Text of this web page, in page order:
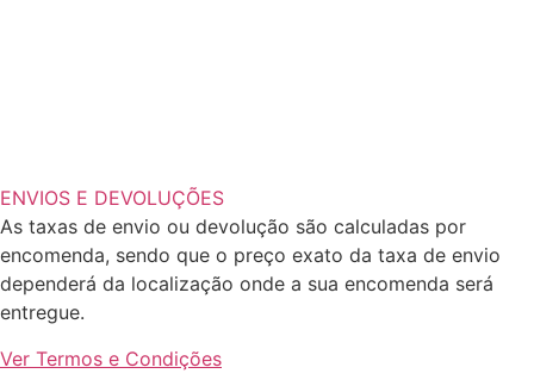
ENVIOS E DEVOLUÇÕES
As taxas de envio ou devolução são calculadas por
encomenda, sendo que o preço exato da taxa de envio
dependerá da localização onde a sua encomenda será
entregue.
Ver Termos e Condições